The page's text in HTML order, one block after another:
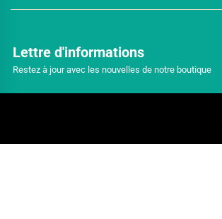
Lettre d'informations
Restez à jour avec les nouvelles de notre boutique